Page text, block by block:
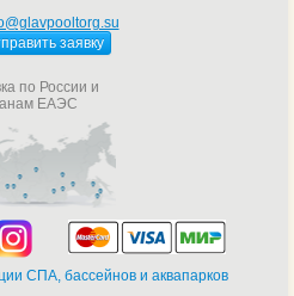
заявку
по России и
ЕАЭС
СПА, бассейнов и аквапарков